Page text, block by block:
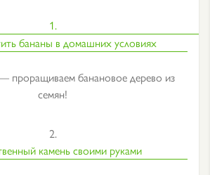
1.
бананы в домашних условиях
проращиваем банановое дерево из
семян!
2.
камень своими руками